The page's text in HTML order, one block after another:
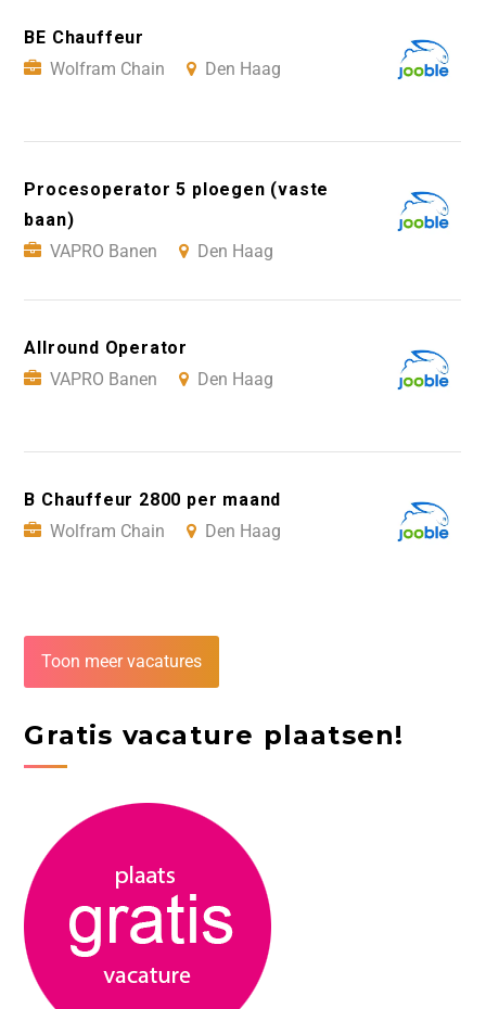
BE Chauffeur
Wolfram Chain
Den Haag
Procesoperator 5 ploegen (vaste
baan)
VAPRO Banen
Den Haag
Allround Operator
VAPRO Banen
Den Haag
B Chauffeur 2800 per maand
Wolfram Chain
Den Haag
Toon meer vacatures
Gratis vacature plaatsen!